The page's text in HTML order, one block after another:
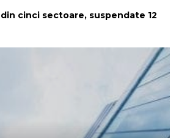
cinci sectoare, suspendate 12